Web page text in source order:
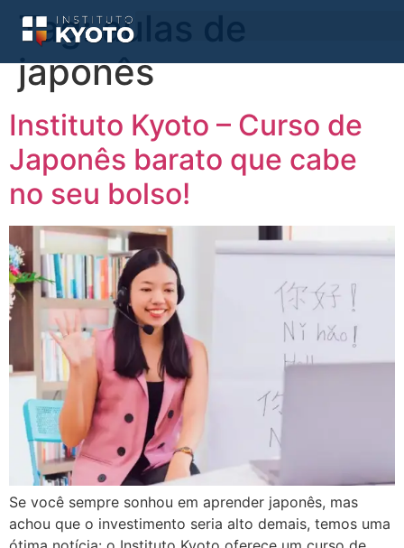
Tag:aulas de
japonês
Instituto Kyoto – Curso de
Japonês barato que cabe
no seu bolso!
Se você sempre sonhou em aprender japonês, mas
achou que o investimento seria alto demais, temos uma